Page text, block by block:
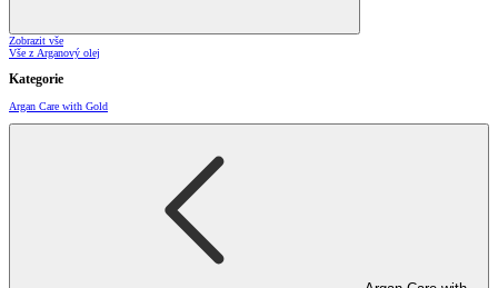
Zobrazit vše
Vše z Arganový olej
Kategorie
Argan Care with Gold